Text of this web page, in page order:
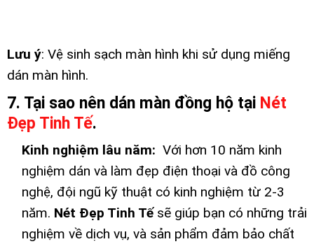
Lưu ý: Vệ sinh sạch màn hình khi sử dụng miếng
dán màn hình.
7. Tại sao nên dán màn đồng hộ tại Nét
Đẹp Tinh Tế.
Kinh nghiệm lâu năm: Với hơn 10 năm kinh
nghiệm dán và làm đẹp điện thoại và đồ công
nghệ, đội ngũ kỹ thuật có kinh nghiệm từ 2-3
năm. Nét Đẹp Tinh Tếsẽ giúp bạn có những trải
nghiệm về dịch vụ, và sản phẩm đảm bảo chất